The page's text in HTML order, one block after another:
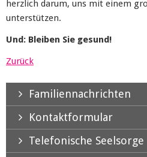
herzlich darum, uns mit einem
unterstützen.
Und: Bleiben Sie gesund!
Zurück
Familiennachrichten
Kontaktformular
Telefonische Seelsorge